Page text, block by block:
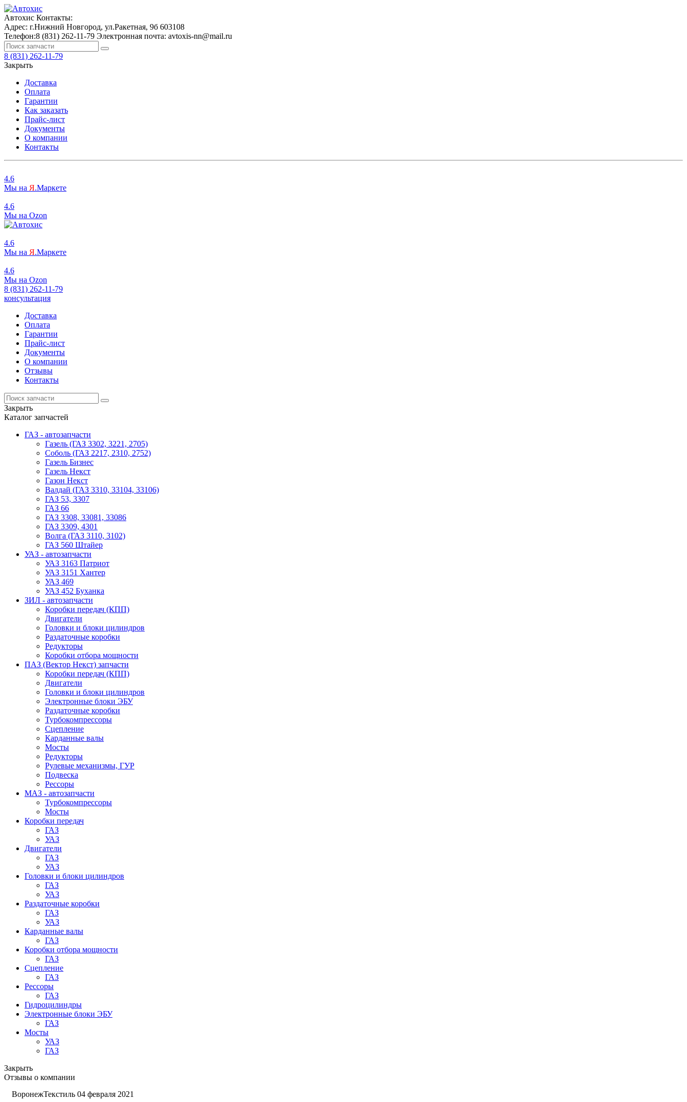
Автохис Контакты:
Адрес: г.Нижний Новгород, ул.Ракетная, 9б 603108
Телефон:8 (831) 262-11-79 Электронная почта: avtoxis-nn@mail.ru
8 (831) 262-11-79
Закрыть
Доставка
Оплата
Гарантии
Как заказать
Прайс-лист
Документы
О компании
Контакты
4.6
Мы на Я.Маркете
4.6
Мы на Ozon
4.6
Мы на Я.Маркете
4.6
Мы на Ozon
8 (831) 262-11-79
консультация
Доставка
Оплата
Гарантии
Прайс-лист
Документы
О компании
Отзывы
Контакты
Закрыть
Каталог запчастей
ГАЗ - автозапчасти
Газель (ГАЗ 3302, 3221, 2705)
Соболь (ГАЗ 2217, 2310, 2752)
Газель Бизнес
Газель Некст
Газон Некст
Валдай (ГАЗ 3310, 33104, 33106)
ГАЗ 53, 3307
ГАЗ 66
ГАЗ 3308, 33081, 33086
ГАЗ 3309, 4301
Волга (ГАЗ 3110, 3102)
ГАЗ 560 Штайер
УАЗ - автозапчасти
УАЗ 3163 Патриот
УАЗ 3151 Хантер
УАЗ 469
УАЗ 452 Буханка
ЗИЛ - автозапчасти
Коробки передач (КПП)
Двигатели
Головки и блоки цилиндров
Раздаточные коробки
Редукторы
Коробки отбора мощности
ПАЗ (Вектор Некст) запчасти
Коробки передач (КПП)
Двигатели
Головки и блоки цилиндров
Электронные блоки ЭБУ
Раздаточные коробки
Турбокомпрессоры
Сцепление
Карданные валы
Мосты
Редукторы
Рулевые механизмы, ГУР
Подвеска
Рессоры
МАЗ - автозапчасти
Турбокомпрессоры
Мосты
Коробки передач
ГАЗ
УАЗ
Двигатели
ГАЗ
УАЗ
Головки и блоки цилиндров
ГАЗ
УАЗ
Раздаточные коробки
ГАЗ
УАЗ
Карданные валы
ГАЗ
Коробки отбора мощности
ГАЗ
Сцепление
ГАЗ
Рессоры
ГАЗ
Гидроцилиндры
Электронные блоки ЭБУ
ГАЗ
Мосты
УАЗ
ГАЗ
Закрыть
Отзывы о компании
ВоронежТекстиль 04 февраля 2021